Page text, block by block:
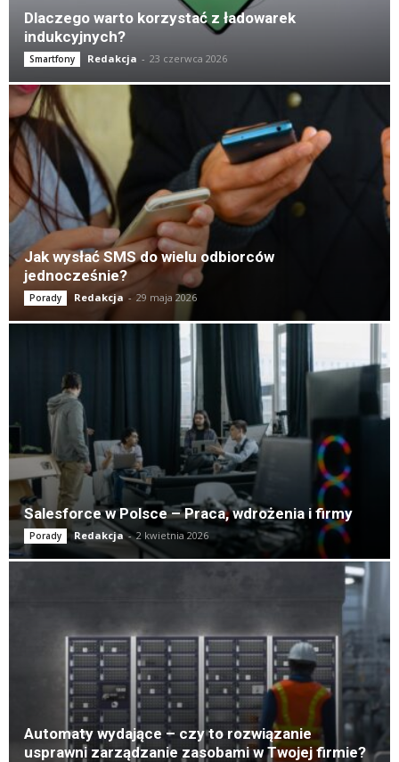
Dlaczego warto korzystać z ładowarek
indukcyjnych?
Smartfony Redakcja - 23 czerwca 2026
Jak wysłać SMS do wielu odbiorców
jednocześnie?
Porady Redakcja - 29 maja 2026
Salesforce w Polsce – Praca, wdrożenia i firmy
Porady Redakcja - 2 kwietnia 2026
Automaty wydające – czy to rozwiązanie
usprawni zarządzanie zasobami w Twojej firmie?